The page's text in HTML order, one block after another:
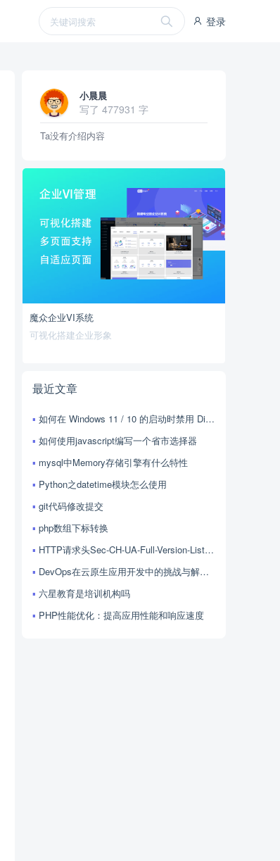
登录
小晨晨
写了 477931 字
Ta没有介绍内容
魔众企业VI系统
可视化搭建企业形象
最近文章
如何在 Windows 11 / 10 的启动时禁用 Discord？
如何使用javascript编写一个省市选择器
mysql中Memory存储引擎有什么特性
Python之datetime模块怎么使用
git代码修改提交
php数组下标转换
HTTP请求头Sec-CH-UA-Full-Version-List的用法
DevOps在云原生应用开发中的挑战与解决方案探讨
六星教育是培训机构吗
PHP性能优化：提高应用性能和响应速度